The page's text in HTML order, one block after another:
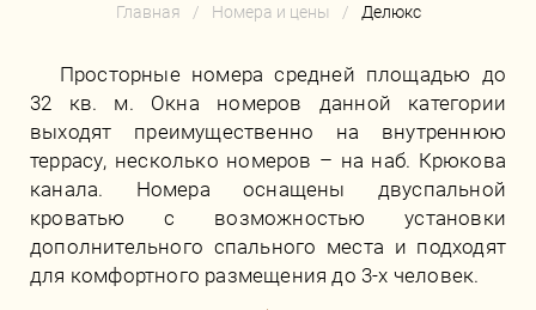
Главная / Номера и цены / Делюкс
Просторные номера средней площадью до
32 кв. м. Окна номеров данной категории
выходят преимущественно на внутреннюю
террасу, несколько номеров – на наб. Крюкова
канала. Номера оснащены двуспальной
кроватью с возможностью установки
дополнительного спального места и подходят
для комфортного размещения до 3-х человек.